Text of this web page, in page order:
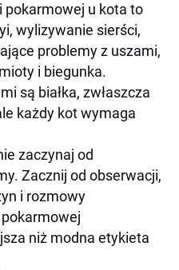
pokarmowej u kota to
wylizywanie sierści,
problemy z uszami,
i biegunka.
są białka, zwłaszcza
każdy kot wymaga
zaczynaj od
Zacznij od obserwacji,
i rozmowy
niż modna etykieta